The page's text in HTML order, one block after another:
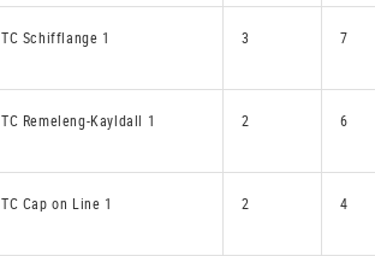
TC Schifflange 1 3 7
TC Remeleng-Kayldall 1 2 6
TC Cap on Line 1 2 4